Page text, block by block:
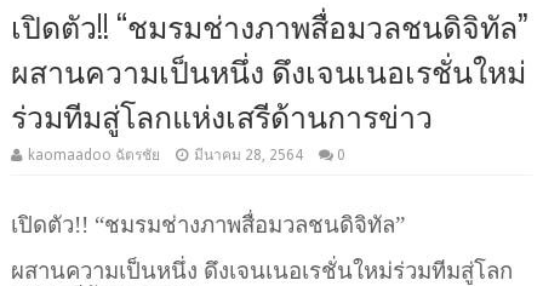
เปิดตัว!! “ชมรมช่างภาพสื่อมวลชนดิจิทัล”
ผสานความเป็นหนึ่ง ดึงเจนเนอเรชั่นใหม่
ร่วมทีมสู่โลกแห่งเสรีด้านการข่าว
kaomaadoo ฉัตรชัย มีนาคม 28, 2564 0
เปิดตัว!! “ชมรมช่างภาพสื่อมวลชนดิจิทัล”
ผสานความเป็นหนึ่ง ดึงเจนเนอเรชั่นใหม่ร่วมทีมสู่โลก